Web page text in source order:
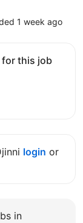
1 week ago
for this job
login or
in